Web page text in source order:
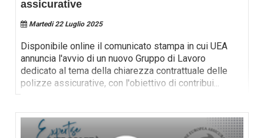
assicurative
Martedi 22 Luglio 2025
Disponibile online il comunicato stampa in cui UEA
annuncia l'avvio di un nuovo Gruppo di Lavoro
dedicato al tema della chiarezza contrattuale delle
polizze assicurative, con l'obiettivo di contribui...